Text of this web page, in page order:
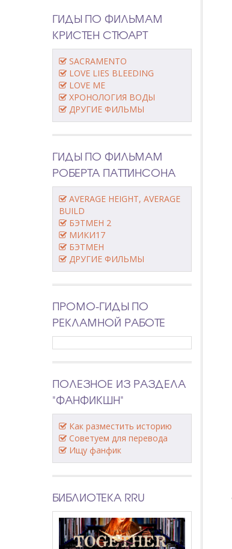
ГИДЫ ПО ФИЛЬМАМ
КРИСТЕН СТЮАРТ
SACRAMENTO
LOVE LIES BLEEDING
LOVE ME
ХРОНОЛОГИЯ ВОДЫ
ДРУГИЕ ФИЛЬМЫ
ГИДЫ ПО ФИЛЬМАМ
РОБЕРТА ПАТТИНСОНА
AVERAGE HEIGHT, AVERAGE
BUILD
БЭТМЕН 2
МИКИ17
БЭТМЕН
ДРУГИЕ ФИЛЬМЫ
ПРОМО-ГИДЫ ПО
РЕКЛАМНОЙ РАБОТЕ
ПОЛЕЗНОЕ ИЗ РАЗДЕЛА
"ФАНФИКШН"
Как разместить историю
Советуем для перевода
Ищу фанфик
БИБЛИОТЕКА RRU